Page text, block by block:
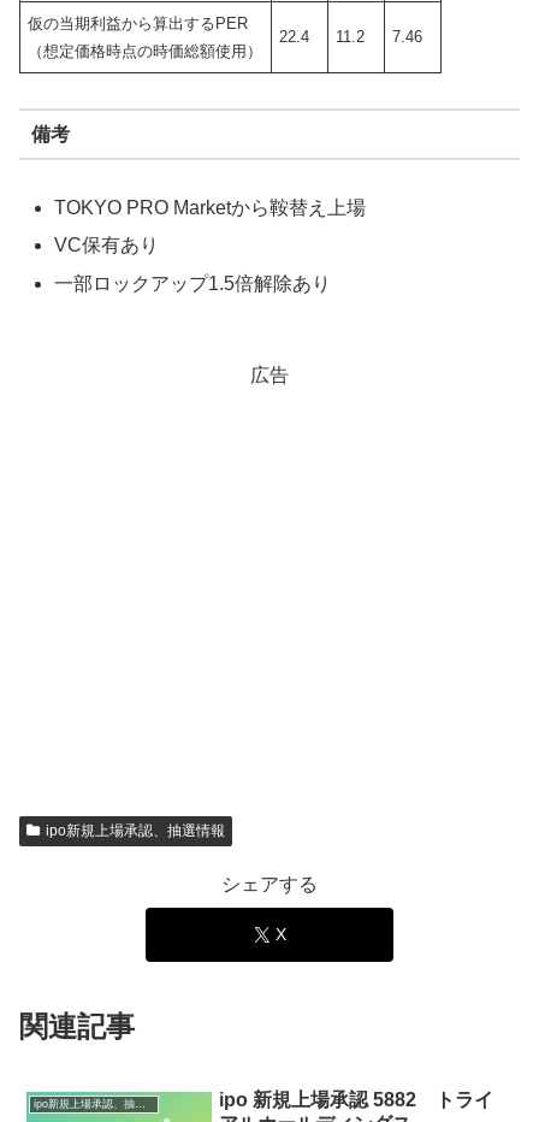
仮の当期利益から算出するPER
（想定価格時点の時価総額使用）
22.4 11.2 7.46
備考
TOKYO PRO Marketから鞍替え上場
VC保有あり
一部ロックアップ1.5倍解除あり
広告
ipo新規上場承認、抽選情報
シェアする
X
関連記事
ipo 新規上場承認 5882 トライ